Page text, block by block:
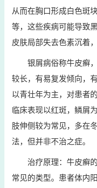
从而在胸口形成白色斑
等，这些疾病可能导致
皮肤局部失去色素沉着
银屑病俗称牛皮癣
较长，有易复发倾向，
以青壮年为主，对患者
临床表现以红斑，鳞屑
肢伸侧较为常见，多在
法，但并非不治之症。
治疗原理：牛皮癣
常见的类型。患者体内